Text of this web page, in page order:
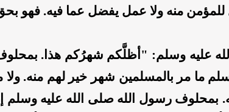
منه ولا عمل يفضل عما فيه. فهو بحق
عليه وسلم: "أظلَّكم شهرُكم هذا.
ما مر بالمسلمين شهر خير لهم منه. ولا
بمحلوف رسول الله صلى الله عليه وسلم